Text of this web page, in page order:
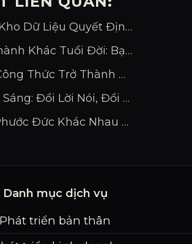
Nghiệp Là Gì? Kho Dữ Liệu Quyết Định Vận Mệnh Bạn
Tuổi Trưởng Thành Khác Tuổi Đời: Bạn Đang Bao Nhiêu?
Mật Mã 3773: Công Thức Trở Thành Chuyên Gia Đỉnh Cao
Ngôn Ngữ Ánh Sáng: Đổi Lời Nói, Đổi Vận Mệnh
Công Đức Và Phước Đức Khác Nhau Thế Nào?
Danh mục dịch vụ
Phát triển bản thân